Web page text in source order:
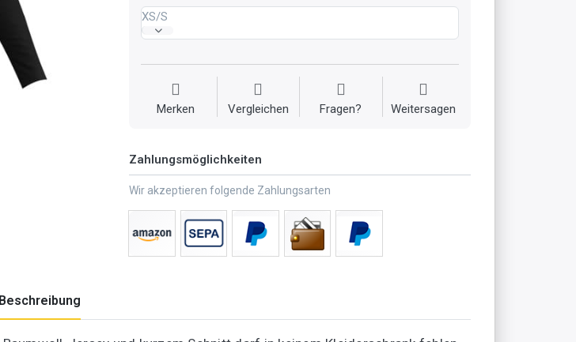
XS/S
Merken Vergleichen Fragen? Weitersagen
Zahlungsmöglichkeiten
Wir akzeptieren folgende Zahlungsarten
Beschreibung